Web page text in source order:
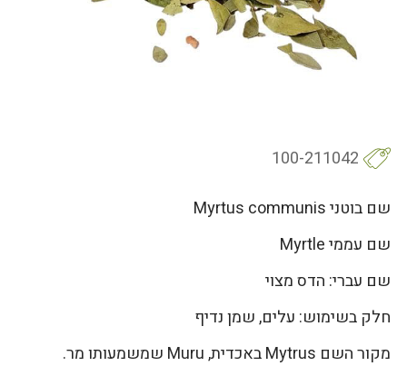
100-211042
שם בוטני Myrtus communis
שם עממי Myrtle
שם עברי: הדס מצוי
חלק בשימוש: עלים, שמן נדיף
מקור השם Mytrus באכדית, Muru שמשמעותו מר.